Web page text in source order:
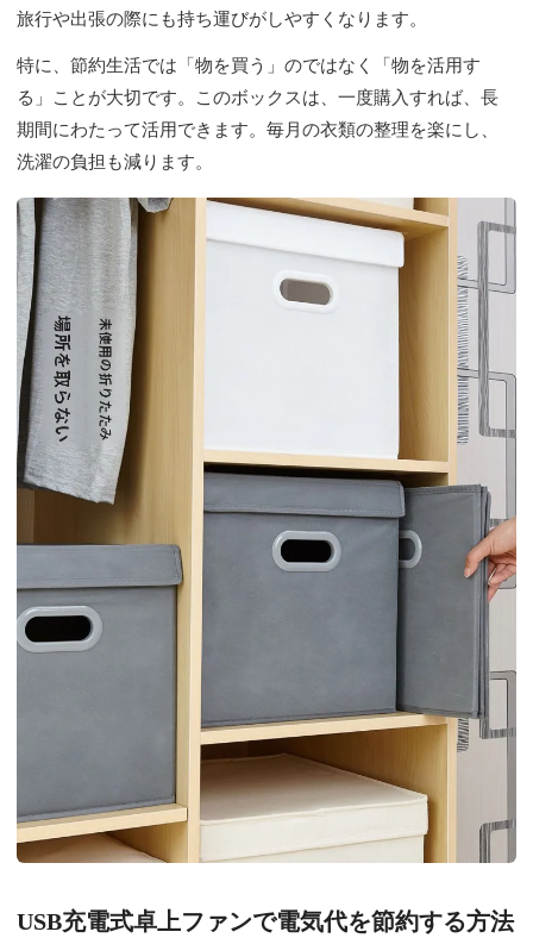
旅行や出張の際にも持ち運びがしやすくなります。
特に、節約生活では「物を買う」のではなく「物を活用す
る」ことが大切です。このボックスは、一度購入すれば、長
期間にわたって活用できます。毎月の衣類の整理を楽にし、
洗濯の負担も減ります。
USB充電式卓上ファンで電気代を節約する方法